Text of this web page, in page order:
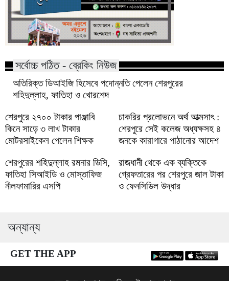
সর্বোচ্চ পঠিত - ব্রেকিং নিউজ
অতিরিক্ত ডিআইজি হিসেবে পদোন্নতি পেলেন শেরপুরের
শহিদুল্লাহ, ফাতিহা ও খোরশেদ
শেরপুরে ২৭০০ টাকার পাঞ্জাবি
কিনে সাড়ে ৩ লাখ টাকার
মোটরসাইকেল পেলেন শিক্ষক
চাকরির প্রলোভনে অর্থ আত্মসাৎ :
শেরপুরে সেই কলেজ অধ্যক্ষসহ ৪
জনকে কারাগারে পাঠানোর আদেশ
শেরপুরের শহিদুল্লাহ রমনার ডিসি,
ফাতিহা সিআইডি ও মোস্তাফিজ
নীলফামারির এসপি
রাজধানী থেকে এক ব্যক্তিকে
গ্রেফতারের পর শেরপুরে জাল টাকা
ও ফেনসিডিল উদ্ধার
অন্যান্য
GET THE APP